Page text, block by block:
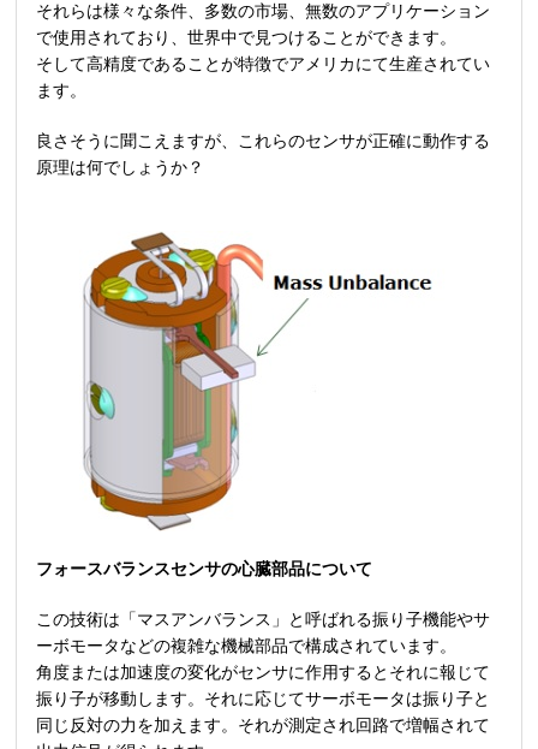
それらは様々な条件、多数の市場、無数のアプリケーション
で使用されており、世界中で見つけることができます。
そして高精度であることが特徴でアメリカにて生産されてい
ます。
良さそうに聞こえますが、これらのセンサが正確に動作する
原理は何でしょうか？
フォースバランスセンサの心臓部品について
この技術は「マスアンバランス」と呼ばれる振り子機能やサ
ーボモータなどの複雑な機械部品で構成されています。
角度または加速度の変化がセンサに作用するとそれに報じて
振り子が移動します。それに応じてサーボモータは振り子と
同じ反対の力を加えます。それが測定され回路で増幅されて